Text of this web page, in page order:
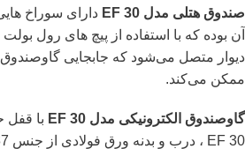
صندوق هتلی مدل 30 EF
دارای سوراخ
آن بوده که با استفاده از پیچ های رول
دیوار متصل می‌شود که جابجایی گاوصندوق
ممکن می‌کند.
گاوصندوق الکترونیکی مدل EF 30
با قفل